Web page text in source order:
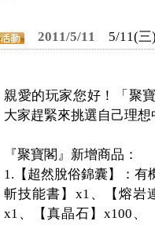
2011/5/11 5/11(
親愛的玩家您好！「聚
大家趕緊來挑選自己理
『聚寶閣』新增商品：
1.【超然脫俗錦囊】：有
斬技能書】x1、【熔岩
x1、【真晶石】x100、